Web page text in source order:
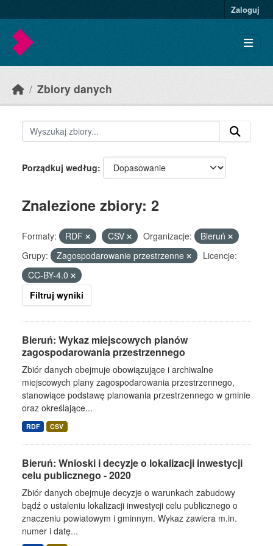
Zaloguj
Zbiory danych
Porządkuj według
Znalezione zbiory: 2
Formaty: RDF CSV Organizacje:
Bieruń
Grupy:
Zagospodarowanie przestrzenne
Licencje:
CC-BY-4.0
Filtruj wyniki
Bieruń: Wykaz miejscowych planów
zagospodarowania przestrzennego
Zbiór danych obejmuje obowiązujące i archiwalne
miejscowych plany zagospodarowania przestrzennego,
stanowiące podstawę planowania przestrzennego w gminie
oraz określające...
RDF CSV
Bieruń: Wnioski i decyzje o lokalizacji inwestycji
celu publicznego - 2020
Zbiór danych obejmuje decyzje o warunkach zabudowy
bądź o ustaleniu lokalizacji inwestycji celu publicznego o
znaczeniu powiatowym i gminnym. Wykaz zawiera m.in.
numer i datę...